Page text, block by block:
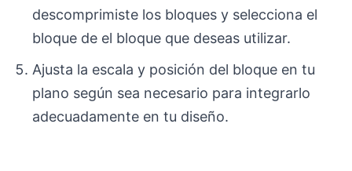
descomprimiste los bloques y selecciona el
bloque de el bloque que deseas utilizar.
Ajusta la escala y posición del bloque en tu
plano según sea necesario para integrarlo
adecuadamente en tu diseño.